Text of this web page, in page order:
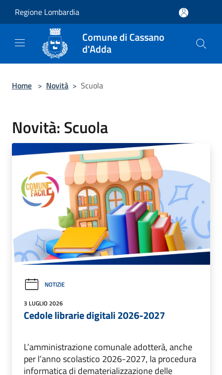
Regione Lombardia
Comune di Cassano
d'Adda
Home > Novità > Scuola
Novità: Scuola
NOTIZIE
3 LUGLIO 2026
Cedole librarie digitali 2026-2027
L’amministrazione comunale adotterà, anche
per l’anno scolastico 2026-2027, la procedura
informatica di dematerializzazione delle